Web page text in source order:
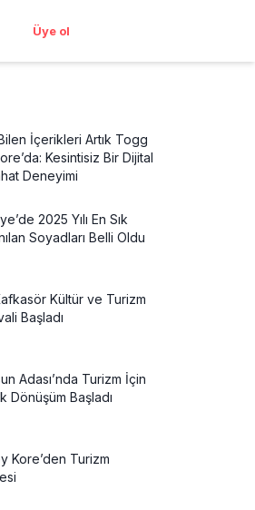
Üye ol
İçerikleri Artık Togg
Kesintisiz Bir Dijital
Deneyimi
2025 Yılı En Sık
Soyadları Belli Oldu
Kültür ve Turizm
Başladı
Adası’nda Turizm İçin
Dönüşüm Başladı
Kore’den Turizm